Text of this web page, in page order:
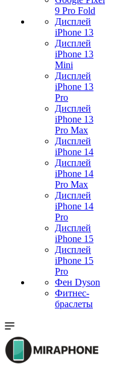
9 Pro Fold
Дисплей
iPhone 13
Дисплей
iPhone 13
Mini
Дисплей
iPhone 13
Pro
Дисплей
iPhone 13
Pro Max
Дисплей
iPhone 14
Дисплей
iPhone 14
Pro Max
Дисплей
iPhone 14
Pro
Дисплей
iPhone 15
Дисплей
iPhone 15
Pro
Фен Dyson
Фитнес-
браслеты